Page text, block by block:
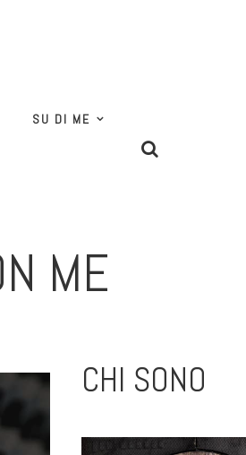
SU DI ME
ME
CHI SONO